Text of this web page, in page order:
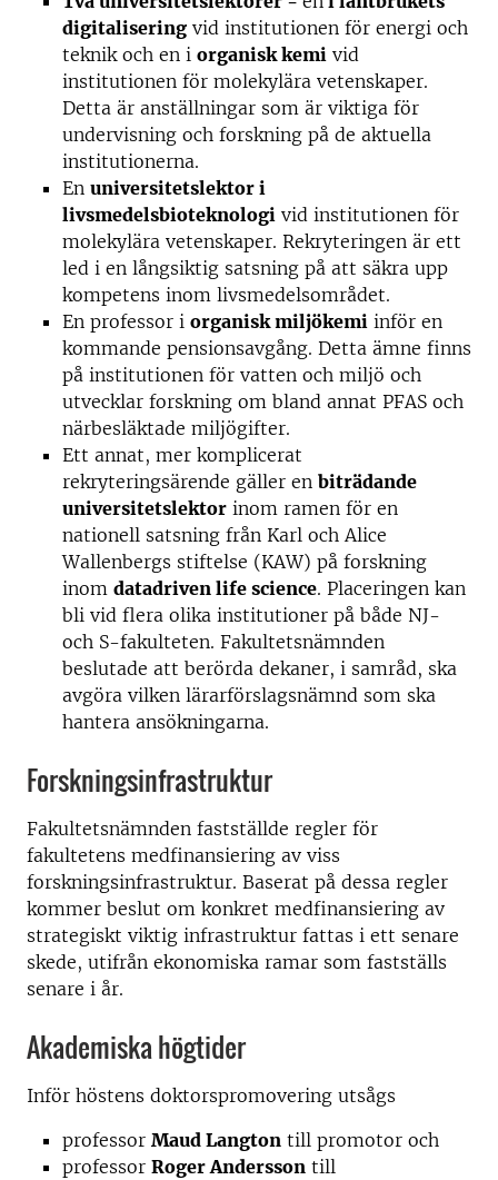
digitalisering vid institutionen för energi och
teknik och en i organisk kemi vid
institutionen för molekylära vetenskaper.
Detta är anställningar som är viktiga för
undervisning och forskning på de aktuella
institutionerna.
En universitetslektor i
livsmedelsbioteknologi vid institutionen för
molekylära vetenskaper. Rekryteringen är ett
led i en långsiktig satsning på att säkra upp
kompetens inom livsmedelsområdet.
En professor i organisk miljökemi inför en
kommande pensionsavgång. Detta ämne finns
på institutionen för vatten och miljö och
utvecklar forskning om bland annat PFAS och
närbesläktade miljögifter.
Ett annat, mer komplicerat
rekryteringsärende gäller en biträdande
universitetslektor inom ramen för en
nationell satsning från Karl och Alice
Wallenbergs stiftelse (KAW) på forskning
inom datadriven life science. Placeringen kan
bli vid flera olika institutioner på både NJ-
och S-fakulteten. Fakultetsnämnden
beslutade att berörda dekaner, i samråd, ska
avgöra vilken lärarförslagsnämnd som ska
hantera ansökningarna.
Forskningsinfrastruktur
Fakultetsnämnden fastställde regler för
fakultetens medfinansiering av viss
forskningsinfrastruktur. Baserat på dessa regler
kommer beslut om konkret medfinansiering av
strategiskt viktig infrastruktur fattas i ett senare
skede, utifrån ekonomiska ramar som fastställs
senare i år.
Akademiska högtider
Inför höstens doktorspromovering utsågs
professor Maud Langton till promotor och
professor Roger Andersson till